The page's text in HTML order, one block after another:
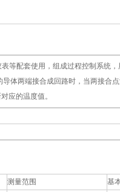
等配套使用，组成过程控制系统
体两端接合成回路时，当两接合
应的温度值。
测量范围
基